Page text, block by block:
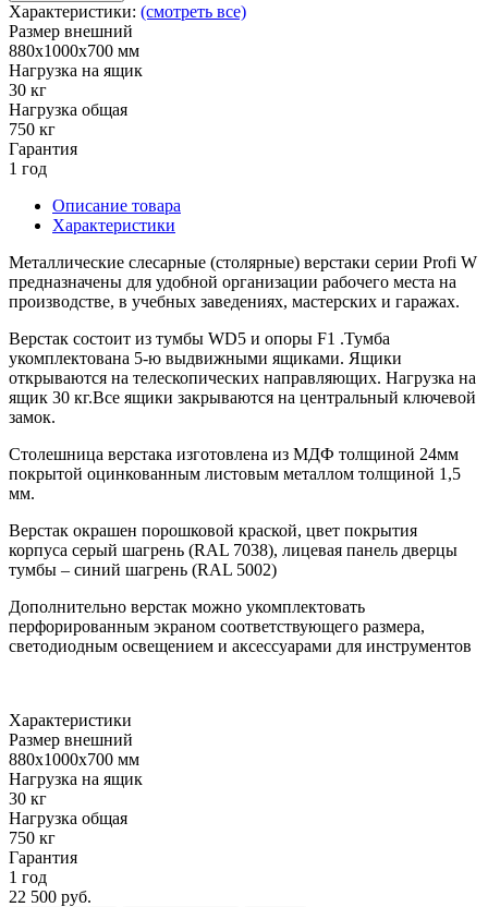
Характеристики: (смотреть все)
Размер внешний
880x1000x700 мм
Нагрузка на ящик
30 кг
Нагрузка общая
750 кг
Гарантия
1 год
Описание товара
Характеристики
Металлические слесарные (столярные) верстаки серии Profi W
предназначены для удобной организации рабочего места на
производстве, в учебных заведениях, мастерских и гаражах.
Верстак состоит из тумбы WD5 и опоры F1 .Тумба
укомплектована 5-ю выдвижными ящиками. Ящики
открываются на телескопических направляющих. Нагрузка на
ящик 30 кг.Все ящики закрываются на центральный ключевой
замок.
Столешница верстака изготовлена из МДФ толщиной 24мм
покрытой оцинкованным листовым металлом толщиной 1,5
мм.
Верстак окрашен порошковой краской, цвет покрытия
корпуса серый шагрень (RAL 7038), лицевая панель дверцы
тумбы – синий шагрень (RAL 5002)
Дополнительно верстак можно укомплектовать
перфорированным экраном соответствующего размера,
светодиодным освещением и аксессуарами для инструментов
Характеристики
Размер внешний
880x1000x700 мм
Нагрузка на ящик
30 кг
Нагрузка общая
750 кг
Гарантия
1 год
22 500 руб.